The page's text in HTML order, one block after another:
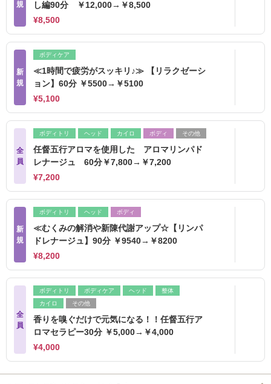
規
し編90分 ￥12,000→￥8,500
¥8,500
新
規
ボディケア
≪1時間で疲労がスッキリ♪≫ 【リラクゼーシ
ョン】60分 ￥5500→￥5100
¥5,100
全
員
ボディトリ ヘッド カイロ ボディ その他
任督五行アロマを使用した アロマリンパド
レナージュ 60分￥7,800→￥7,200
¥7,200
新
規
ボディトリ ヘッド ボディ
≪むくみの解消や新陳代謝アップ☆【リンパ
ドレナージュ】90分 ￥9540→￥8200
¥8,200
全
員
ボディトリ ボディケア ヘッド
整体
カイロ
その他
香りを嗅ぐだけで元気になる！！任督五行ア
ロマセラピー30分 ￥5,000→￥4,000
¥4,000